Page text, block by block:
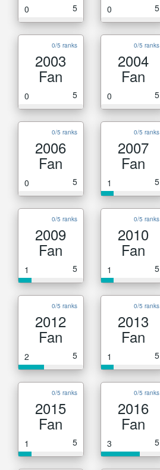
0 5 0 5
0/5 ranks
2003
Fan
0 5
0/5 ranks
2004
Fan
0 5
0/5 ranks
2006
Fan
0 5
0/5 ranks
2007
Fan
1 5
0/5 ranks
2009
Fan
1 5
0/5 ranks
2010
Fan
1 5
0/5 ranks
2012
Fan
2 5
0/5 ranks
2013
Fan
1 5
0/5 ranks
2015
Fan
1 5
0/5 ranks
2016
Fan
3 5